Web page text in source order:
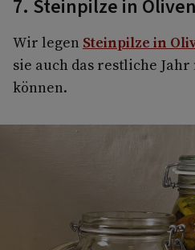
7. Steinpilze in
Wir legen Steinpilze in
sie auch das restliche
können.